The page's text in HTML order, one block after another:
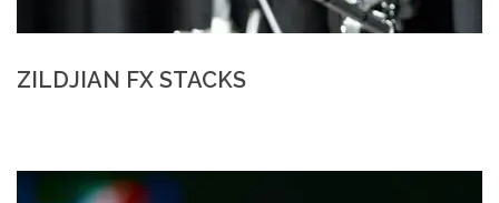
ZILDJIAN FX STACKS